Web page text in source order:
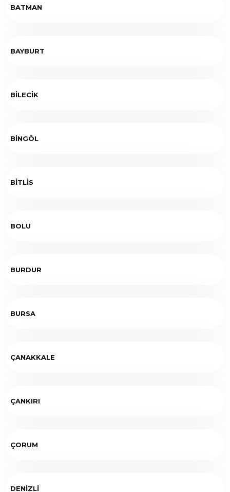
BATMAN
BAYBURT
BİLECİK
BİNGÖL
BİTLİS
BOLU
BURDUR
BURSA
ÇANAKKALE
ÇANKIRI
ÇORUM
DENİZLİ